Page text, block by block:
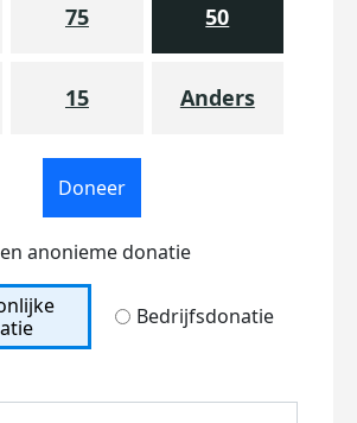
75 50
15 Anders
Doneer
anonieme donatie
Bedrijfsdonatie